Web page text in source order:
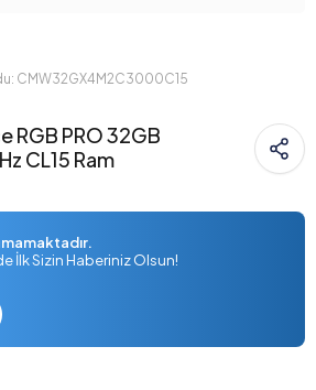
CMW32GX4M2C3000C15
RGB PRO 32GB
CL15 Ram
İlk Sizin Haberiniz Olsun!